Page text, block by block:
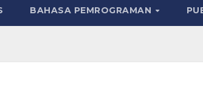
BAHASA PEMROGRAMAN